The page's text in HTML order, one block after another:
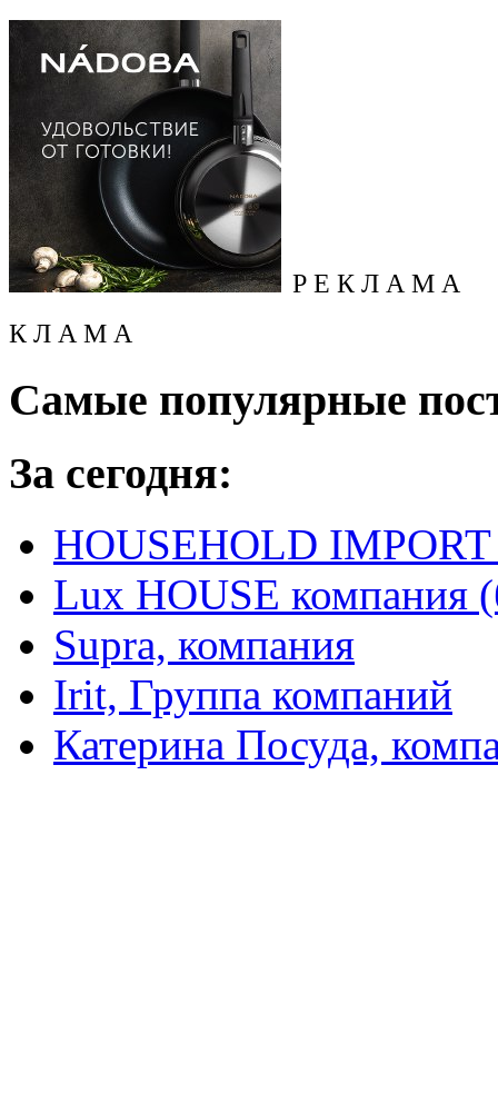
Р Е К Л А М А
К Л А М А
Самые популярные
За сегодня:
HOUSEHOLD
Lux HOUSE компания
Supra, компания
Irit, Группа компаний
Катерина Посуда,